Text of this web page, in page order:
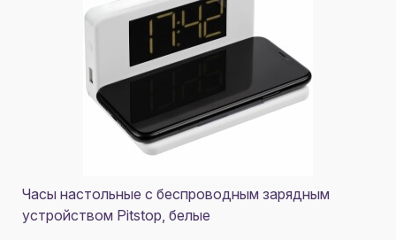
Часы настольные с беспроводным зарядным
устройством Pitstop, белые